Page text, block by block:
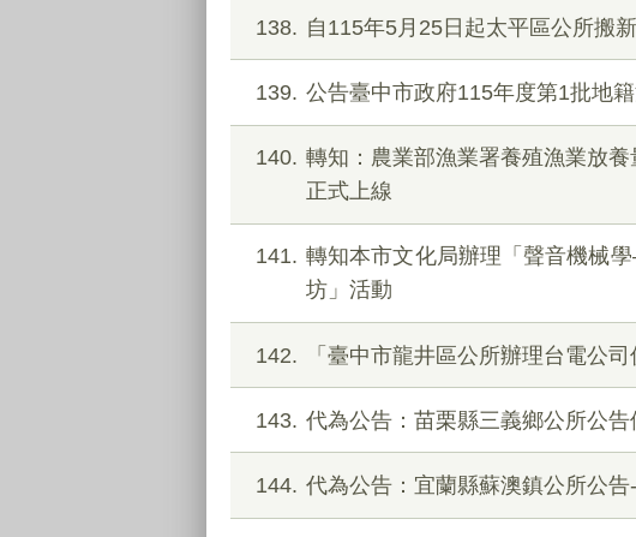
138 自115年5月25日起太平區公所搬
139 公告臺中市政府115年度第1批地
140
轉知：農業部漁業署養殖漁業放
正式上線
141
轉知本市文化局辦理「聲音機械
坊」活動
142 「臺中市龍井區公所辦理台電公
143 代為公告：苗栗縣三義鄉公所公
144 代為公告：宜蘭縣蘇澳鎮公所公